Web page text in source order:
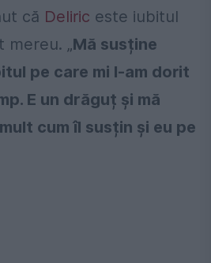
că Deliric este iubitul
mereu. „Mă susține
pe care mi l-am dorit
E un drăguț și mă
cum îl susțin și eu pe